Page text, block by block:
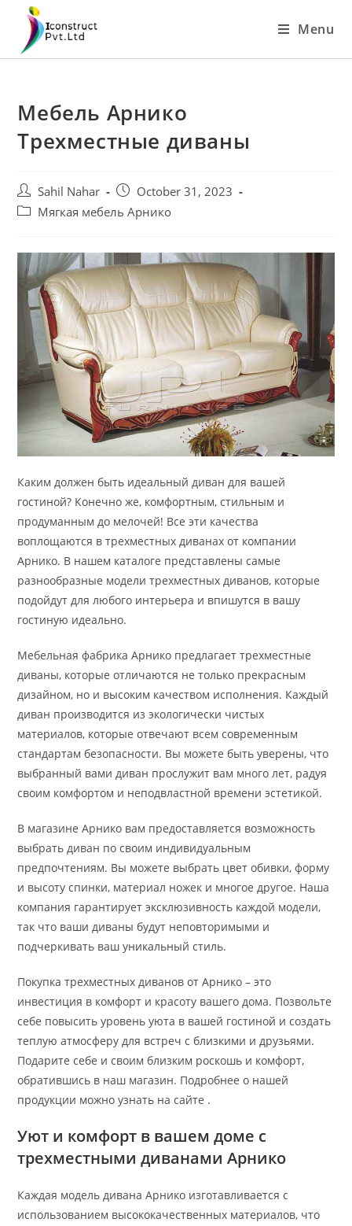
content
Menu
Мебель Арнико
Трехместные диваны
Post
author:
Sahil Nahar
Post
published:
October 31, 2023
PostМягкая мебель Арнико
Каким должен быть идеальный диван для вашей
гостиной? Конечно же, комфортным, стильным и
продуманным до мелочей! Все эти качества
воплощаются в трехместных диванах от компании
Арнико. В нашем каталоге представлены самые
разнообразные модели трехместных диванов, которые
подойдут для любого интерьера и впишутся в вашу
гостиную идеально.
Мебельная фабрика Арнико предлагает трехместные
диваны, которые отличаются не только прекрасным
дизайном, но и высоким качеством исполнения. Каждый
диван производится из экологически чистых
материалов, которые отвечают всем современным
стандартам безопасности. Вы можете быть уверены, что
выбранный вами диван прослужит вам много лет, радуя
своим комфортом и неподвластной времени эстетикой.
В магазине Арнико вам предоставляется возможность
выбрать диван по своим индивидуальным
предпочтениям. Вы можете выбрать цвет обивки, форму
и высоту спинки, материал ножек и многое другое. Наша
компания гарантирует эксклюзивность каждой модели,
так что ваши диваны будут неповторимыми и
подчеркивать ваш уникальный стиль.
Покупка трехместных диванов от Арнико – это
инвестиция в комфорт и красоту вашего дома. Позвольте
себе повысить уровень уюта в вашей гостиной и создать
теплую атмосферу для встреч с близкими и друзьями.
Подарите себе и своим близким роскошь и комфорт,
обратившись в наш магазин. Подробнее о нашей
продукции можно узнать на сайте .
Уют и комфорт в вашем доме с
трехместными диванами Арнико
Каждая модель дивана Арнико изготавливается с
использованием высококачественных материалов, что